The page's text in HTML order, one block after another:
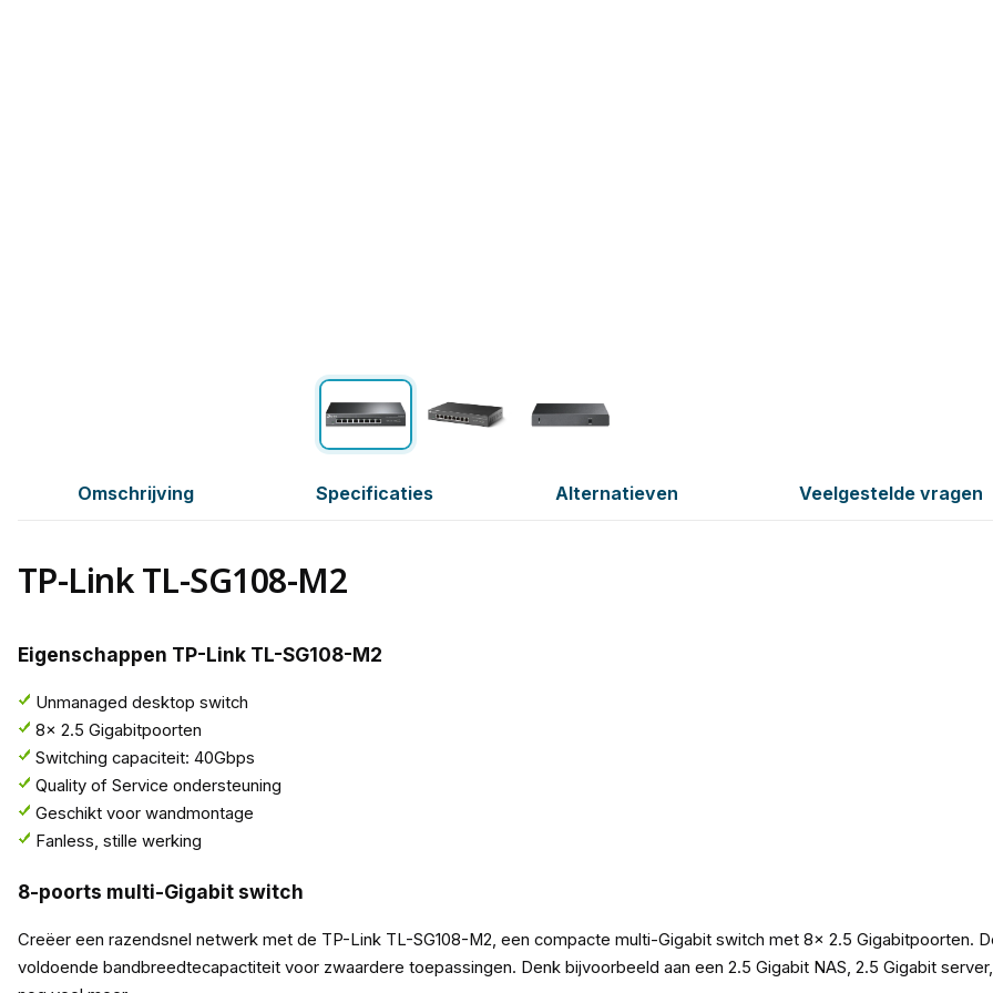
Omschrijving Specificaties Alternatieven Veelgestelde vragen
TP-Link TL-SG108-M2
Eigenschappen TP-Link TL-SG108-M2
Unmanaged desktop switch
8x 2.5 Gigabitpoorten
Switching capaciteit: 40Gbps
Quality of Service ondersteuning
Geschikt voor wandmontage
Fanless, stille werking
8-poorts multi-Gigabit switch
Creëer een razendsnel netwerk met de TP-Link TL-SG108-M2, een compacte multi-Gigabit switch met 8x 2.5 Gigabitpoorten.
voldoende bandbreedtecapactiteit voor zwaardere toepassingen. Denk bijvoorbeeld aan een 2.5 Gigabit NAS, 2.5 Gigabit